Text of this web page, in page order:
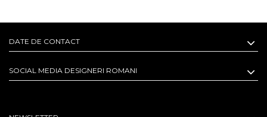
DATE DE CONTACT
SOCIAL MEDIA DESIGNERI ROMANI